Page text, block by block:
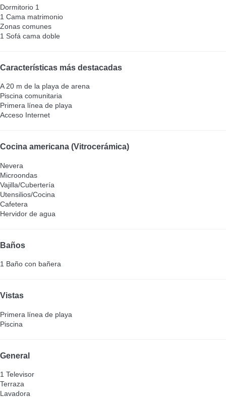
Dormitorio 1
1 Cama matrimonio
Zonas comunes
1 Sofá cama doble
Características más destacadas
A 20 m de la playa de arena
Piscina comunitaria
Primera línea de playa
Acceso Internet
Cocina americana (Vitrocerámica)
Nevera
Microondas
Vajilla/Cubertería
Utensilios/Cocina
Cafetera
Hervidor de agua
Baños
1 Baño con bañera
Vistas
Primera línea de playa
Piscina
General
1 Televisor
Terraza
Lavadora